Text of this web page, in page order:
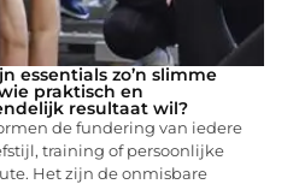
essentials zo’n slimme
praktisch en
resultaat wil?
de fundering van iedere
training of persoonlijke
Het zijn de onmisbare